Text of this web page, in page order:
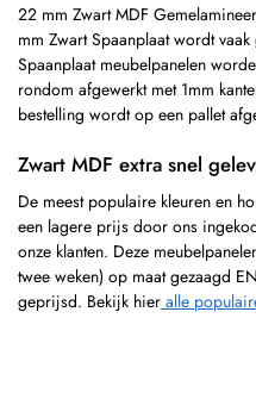
22 mm Zwart MDF
mm Zwart Spaanplaat wordt
Spaanplaat meubelpanelen
rondom afgewerkt met 1mm
bestelling wordt op een pallet
Zwart MDF extra snel
De meest populaire kleuren en
een lagere prijs door ons
onze klanten. Deze
twee weken) op maat gezaagd
geprijsd. Bekijk hier alle